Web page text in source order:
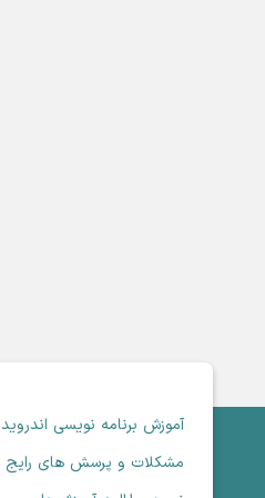
آموزش برنامه نویسی اندروید
مشکلات و پرسش های رایج